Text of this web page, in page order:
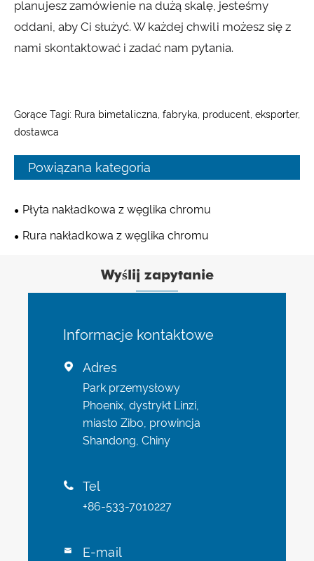
planujesz zamówienie na dużą skalę, jesteśmy
oddani, aby Ci służyć. W każdej chwili możesz się z
nami skontaktować i zadać nam pytania.
Gorące Tagi: Rura bimetaliczna, fabryka, producent, eksporter,
dostawca
Powiązana kategoria
Płyta nakładkowa z węglika chromu
Rura nakładkowa z węglika chromu
Wyślij zapytanie
Informacje kontaktowe
 Adres
Park przemysłowy
Phoenix, dystrykt Linzi,
miasto Zibo, prowincja
Shandong, Chiny
 Tel
+86-533-7010227
 E-mail